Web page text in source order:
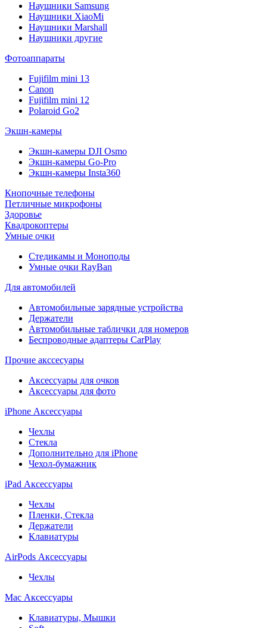
Наушники Samsung
Наушники XiaoMi
Наушники Marshall
Наушники другие
Фотоаппараты
Fujifilm mini 13
Canon
Fujifilm mini 12
Polaroid Go2
Экшн-камеры
Экшн-камеры DJI Osmo
Экшн-камеры Go-Pro
Экшн-камеры Insta360
Кнопочные телефоны
Петличные микрофоны
Здоровье
Квадрокоптеры
Умные очки
Стедикамы и Моноподы
Умные очки RayBan
Для автомобилей
Автомобильные зарядные устройства
Держатели
Автомобильные таблички для номеров
Беспроводные адаптеры CarPlay
Прочие акссесуары
Аксессуары для очков
Аксессуары для фото
iPhone Аксессуары
Чехлы
Стекла
Дополнительно для iPhone
Чехол-бумажник
iPad Аксессуары
Чехлы
Пленки, Стекла
Держатели
Клавиатуры
AirPods Аксессуары
Чехлы
Mac Аксессуары
Клавиатуры, Мышки